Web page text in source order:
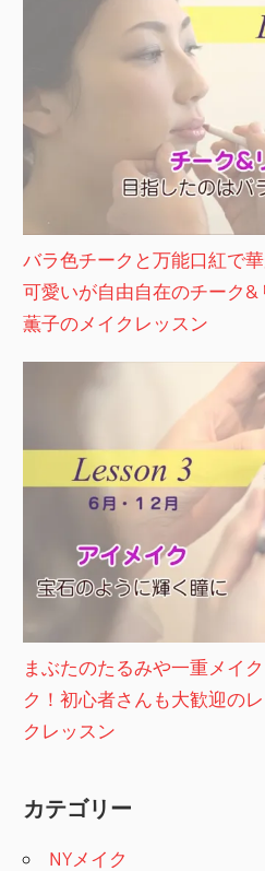
バラ色チークと万能口紅で
可愛いが自由自在のチーク
薫子のメイクレッスン
まぶたのたるみや一重メイ
ク！初心者さんも大歓迎の
クレッスン
カテゴリー
NYメイク